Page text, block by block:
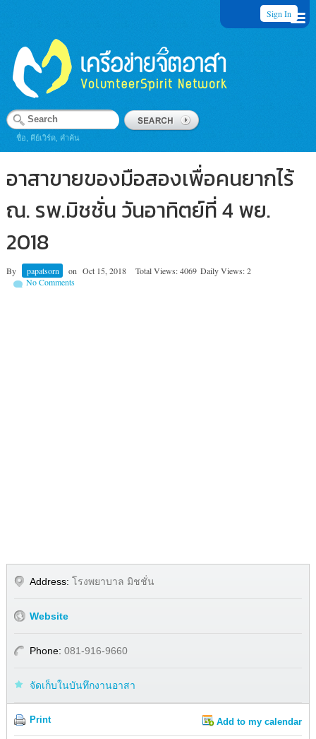
Sign In
ชื่อ, คีย์เวิร์ด, คำค้น
อาสาขายของมือสองเพื่อคนยากไร้
ณ. รพ.มิชชั่น วันอาทิตย์ที่ 4 พย.
2018
By papatsorn on Oct 15, 2018 Total Views: 4069 Daily Views: 2
No Comments
Address: โรงพยาบาล มิชชั่น
Website
Phone: 081-916-9660
จัดเก็บในบันทึกงานอาสา
Print Add to my calendar